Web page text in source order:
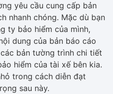
yêu cầu cung cấp bản
nhanh chóng. Mặc dù bạn
ty bảo hiểm của mình,
dung của bản báo cáo
bản tường trình chi tiết
hiểm của tài xế bên kia.
trong cách diễn đạt
sau này.